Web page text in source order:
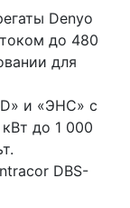
Denyo
до 480
для
и «ЭНС» с
до 1 000
DBS-